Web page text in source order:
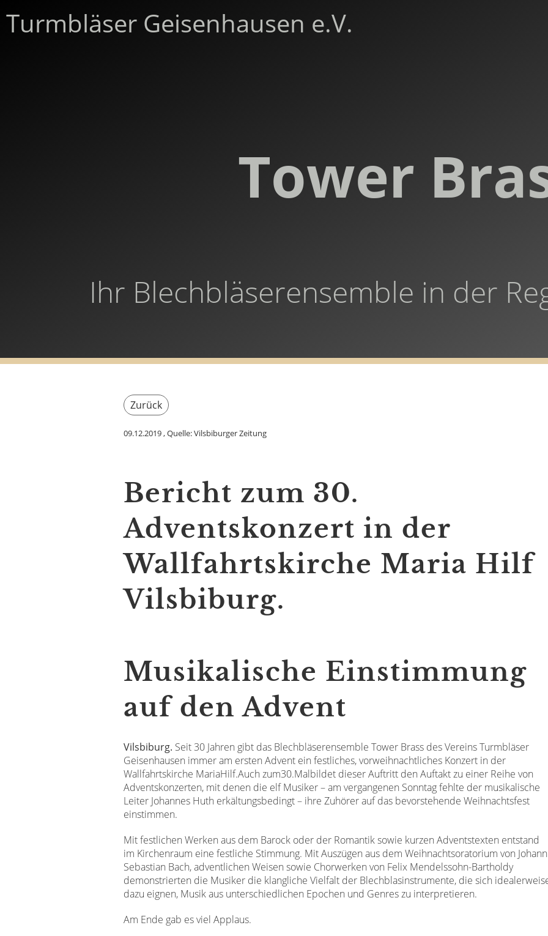
Turmbläser Geisenhausen e.V.
Tower
Ihr Blechbläserensemble in der
Zurück
09.12.2019, Quelle: Vilsbiburger Zeitung
Bericht zum 30.
Adventskonzert in der
Wallfahrtskirche Maria Hilf
Vilsbiburg.
Musikalische Einstimmung
auf den Advent
Vilsbiburg. Seit 30 Jahren gibt das Blechbläserensemble Tower Brass des Vereins Turmbläser
Geisenhausen immer am ersten Advent ein festliches, vorweihnachtliches Konzert in der
Wallfahrtskirche MariaHilf.Auch zum30.Malbildet dieser Auftritt den Auftakt zu einer Reihe von
Adventskonzerten, mit denen die elf Musiker – am vergangenen Sonntag fehlte der musikalische
Leiter Johannes Huth erkältungsbedingt – ihre Zuhörer auf das bevorstehende Weihnachtsfest
einstimmen.
Mit festlichen Werken aus dem Barock oder der Romantik sowie kurzen Adventstexten entstand
im Kirchenraum eine festliche Stimmung. Mit Auszügen aus dem Weihnachtsoratorium von Johann
Sebastian Bach, adventlichen Weisen sowie Chorwerken von Felix Mendelssohn-Bartholdy
demonstrierten die Musiker die klangliche Vielfalt der Blechblasinstrumente, die sich
dazu eignen, Musik aus unterschiedlichen Epochen und Genres zu interpretieren.
Am Ende gab es viel Applaus.